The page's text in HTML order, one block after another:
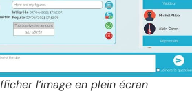
l’image en plein écran